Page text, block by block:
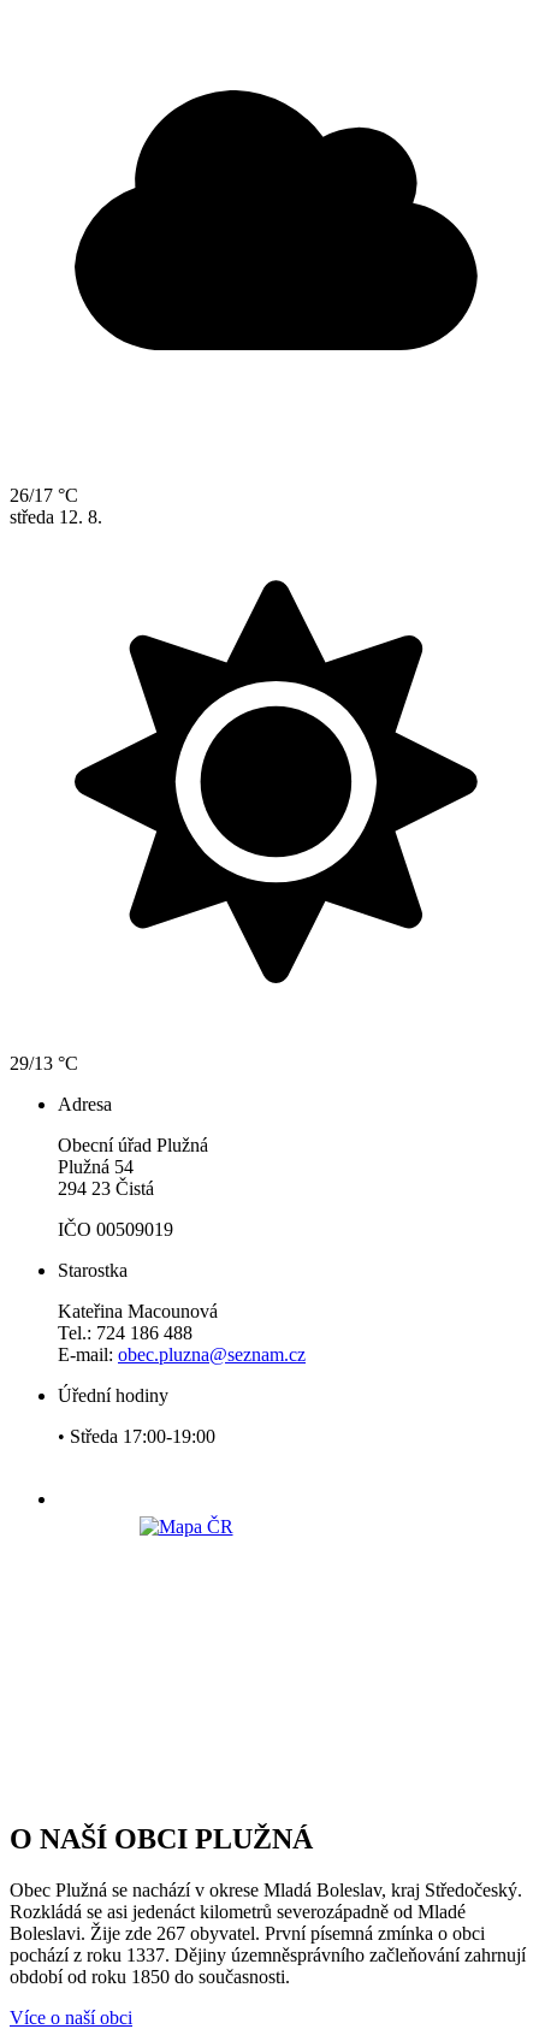
26/17 °C
středa 12. 8.
29/13 °C
Adresa
Obecní úřad Plužná
Plužná 54
294 23 Čistá
IČO 00509019
Starostka
Kateřina Macounová
Tel.: 724 186 488
E-mail: obec.pluzna@seznam.cz
Úřední hodiny
• Středa 17:00-19:00
O NAŠÍ OBCI PLUŽNÁ
Obec Plužná se nachází v okrese Mladá Boleslav, kraj Středočeský.
Rozkládá se asi jedenáct kilometrů severozápadně od Mladé
Boleslavi. Žije zde 267 obyvatel. První písemná zmínka o obci
pochází z roku 1337. Dějiny územněsprávního začleňování zahrnují
období od roku 1850 do současnosti.
Více o naší obci